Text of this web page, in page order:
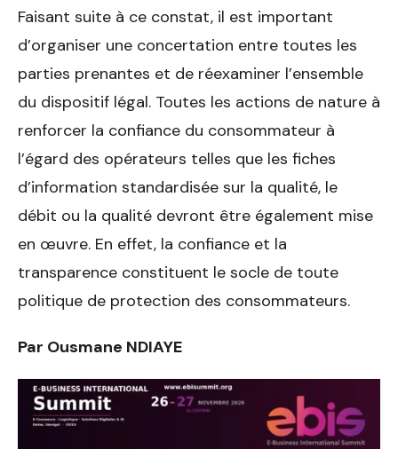
Faisant suite à ce constat, il est important
d’organiser une concertation entre toutes les
parties prenantes et de réexaminer l’ensemble
du dispositif légal. Toutes les actions de nature à
renforcer la confiance du consommateur à
l’égard des opérateurs telles que les fiches
d’information standardisée sur la qualité, le
débit ou la qualité devront être également mise
en œuvre. En effet, la confiance et la
transparence constituent le socle de toute
politique de protection des consommateurs.
Par Ousmane NDIAYE